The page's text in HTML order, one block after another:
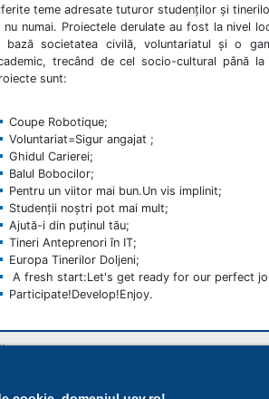
teme adresate tuturor studenților și
nu numai. Proiectele derulate au fost la nivel
bază societatea civilă, voluntariatul și o
trecând de cel socio-cultural până
sunt:
Coupe Robotique;
Voluntariat=Sigur angajat ;
Ghidul Carierei;
Balul Bobocilor;
Pentru un viitor mai bun.Un vis implinit;
Studenţii noştri pot mai mult;
Ajută-i din puţinul tău;
Tineri Anteprenori în IT;
Europa Tinerilor Doljeni;
A fresh start:Let's get ready for our perfect
Participate!Develop!Enjoy.